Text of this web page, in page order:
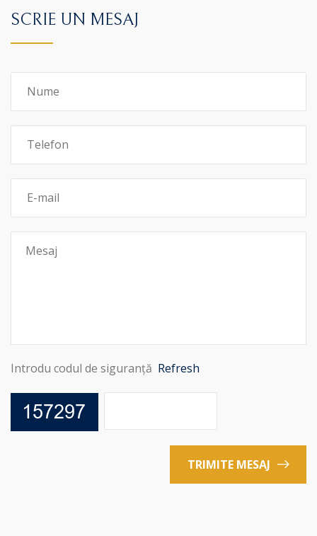
SCRIE UN MESAJ
Introdu codul de siguranță Refresh
TRIMITE MESAJ